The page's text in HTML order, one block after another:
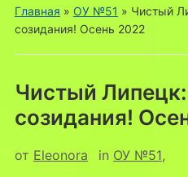
Главная » ОУ №51 » Чистый
созидания! Осень 2022
Чистый
созидания!
от Eleonora in ОУ №51,